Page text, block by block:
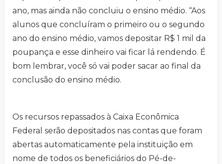
ano, mas ainda não concluiu o ensino médio. “Aos
alunos que concluíram o primeiro ou o segundo
ano do ensino médio, vamos depositar R$ 1 mil da
poupança e esse dinheiro vai ficar lá rendendo. É
bom lembrar, você só vai poder sacar ao final da
conclusão do ensino médio.
Os recursos repassados à Caixa Econômica
Federal serão depositados nas contas que foram
abertas automaticamente pela instituição em
nome de todos os beneficiários do Pé-de-